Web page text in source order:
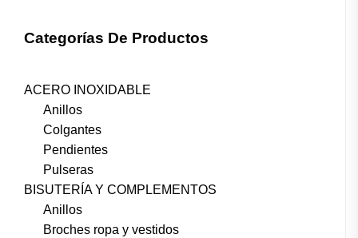
Categorías De Productos
ACERO INOXIDABLE
Anillos
Colgantes
Pendientes
Pulseras
BISUTERÍA Y COMPLEMENTOS
Anillos
Broches ropa y vestidos